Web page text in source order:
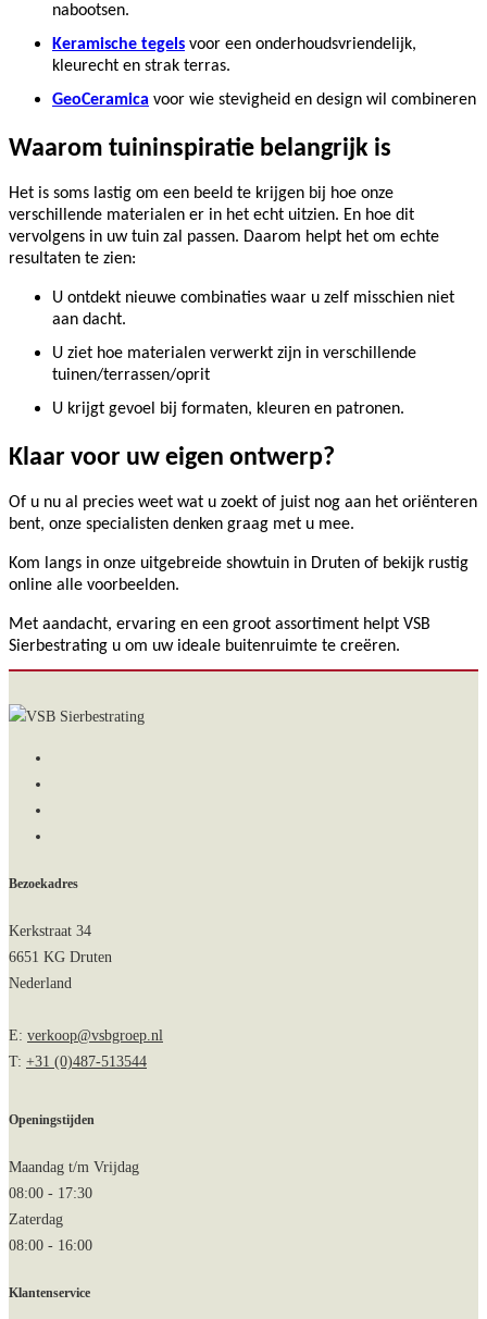
nabootsen.
Keramische tegels voor een onderhoudsvriendelijk,
kleurecht en strak terras.
GeoCeramica voor wie stevigheid en design wil combineren
Waarom tuininspiratie belangrijk is
Het is soms lastig om een beeld te krijgen bij hoe onze
verschillende materialen er in het echt uitzien. En hoe dit
vervolgens in uw tuin zal passen. Daarom helpt het om echte
resultaten te zien:
U ontdekt nieuwe combinaties waar u zelf misschien niet
aan dacht.
U ziet hoe materialen verwerkt zijn in verschillende
tuinen/terrassen/oprit
U krijgt gevoel bij formaten, kleuren en patronen.
Klaar voor uw eigen ontwerp?
Of u nu al precies weet wat u zoekt of juist nog aan het oriënteren
bent, onze specialisten denken graag met u mee.
Kom langs in onze uitgebreide showtuin in Druten of bekijk rustig
online alle voorbeelden.
Met aandacht, ervaring en een groot assortiment helpt VSB
Sierbestrating u om uw ideale buitenruimte te creëren.
Bezoekadres
Kerkstraat 34
6651 KG Druten
Nederland
E: verkoop@vsbgroep.nl
T: +31 (0)487-513544
Openingstijden
Maandag t/m Vrijdag
08:00 - 17:30
Zaterdag
08:00 - 16:00
Klantenservice